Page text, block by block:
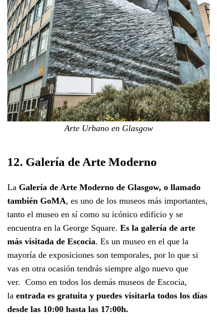
Arte Urbano en Glasgow
12. Galería de Arte Moderno
La Galería de Arte Moderno de Glasgow, o llamado
también GoMA, es uno de los museos más importantes,
tanto el museo en sí como su icónico edificio y se
encuentra en la George Square. Es la galería de arte
más visitada de Escocia. Es un museo en el que la
mayoría de exposiciones son temporales, por lo que si
vas en otra ocasión tendrás siempre algo nuevo que
ver. Como en todos los demás museos de Escocia,
la entrada es gratuita y puedes visitarla todos los días
desde las 10:00 hasta las 17:00h.